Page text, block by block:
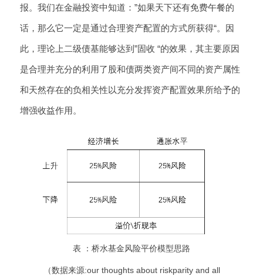
报。我们在金融投资中知道：”如果天下还有免费午餐的
话，那么它一定是通过合理资产配置的方式所获得“。因
此，理论上二级债基能够达到”固收 “的效果，其主要原因
是合理并充分的利用了股和债两类资产间不同的资产属性
和天然存在的负相关性以充分发挥资产配置效果所给予的
增强收益作用。
表 ：桥水基金风险平价模型思路
（数据来源:our thoughts about riskparity and all